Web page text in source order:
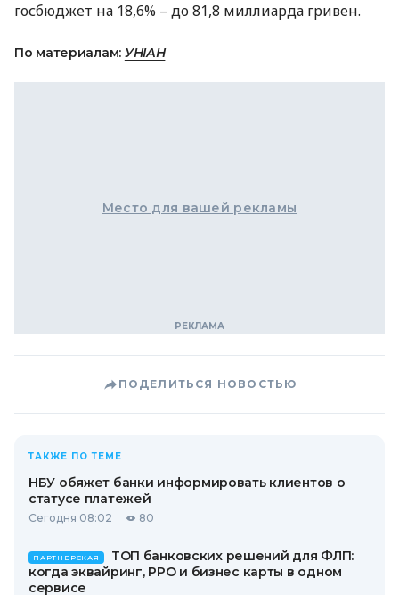
госбюджет на 18,6% – до 81,8 миллиарда гривен.
По материалам: УНІАН
Место для вашей рекламы
ПОДЕЛИТЬСЯ НОВОСТЬЮ
ТАКЖЕ ПО ТЕМЕ
НБУ обяжет банки информировать клиентов о
статусе платежей
Сегодня 08:02 80
ПАРТНЕРСКАЯ
ТОП банковских решений для ФЛП:
когда эквайринг, РРО и бизнес карты в одном
сервисе